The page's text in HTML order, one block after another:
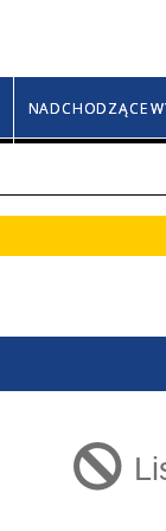
NADCHODZĄCE